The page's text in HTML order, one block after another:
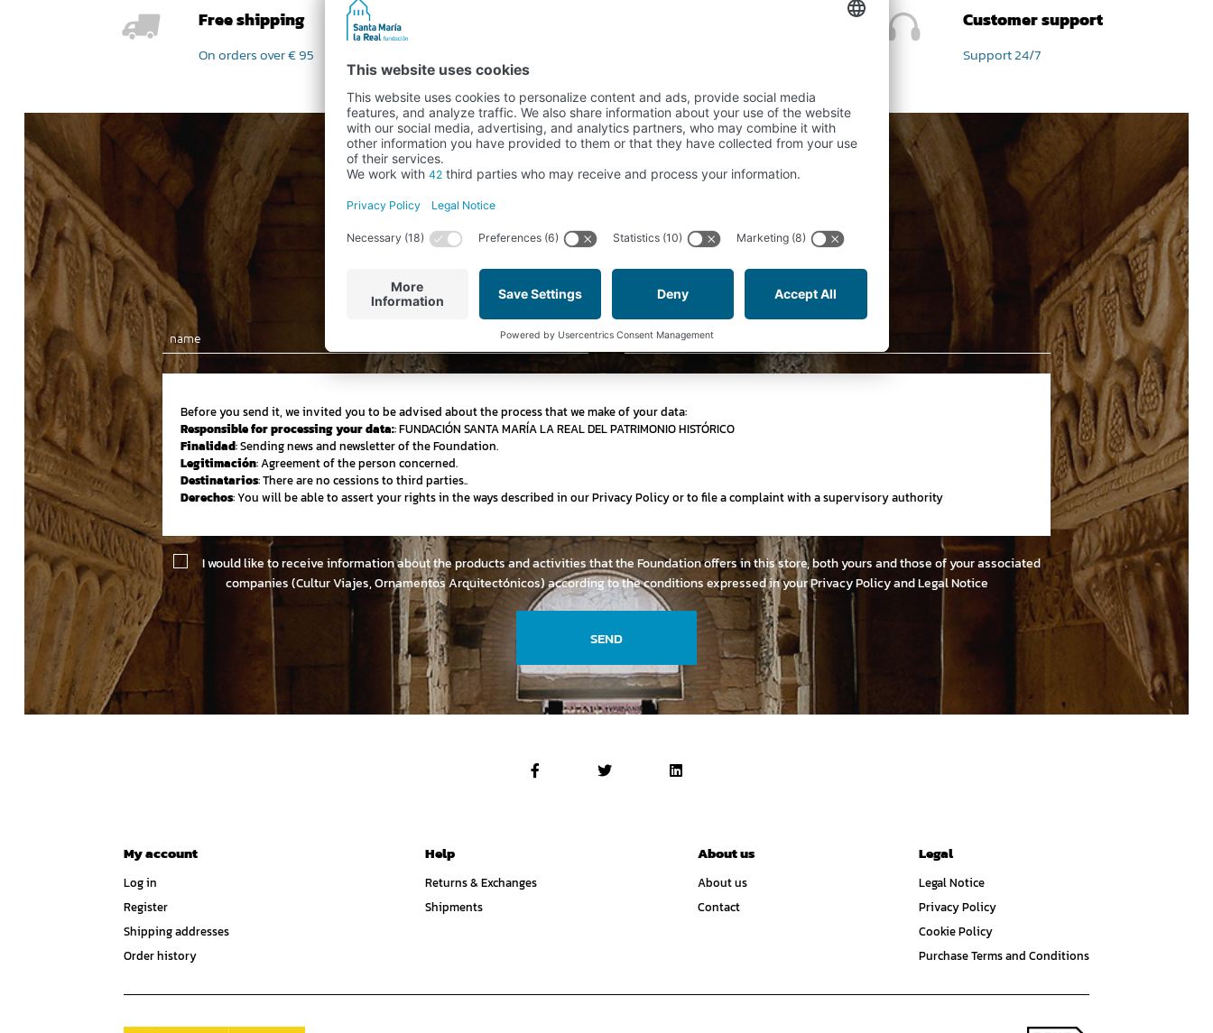
Free shipping
On orders over € 95
Customer support
Support 24/7
special offers and discounts
Email
Before you send it, we invited you to be advised about the process that we make of your data:
Responsible for processing your data:: FUNDACIÓN SANTA MARÍA LA REAL DEL PATRIMONIO HISTÓRICO
Finalidad: Sending news and newsletter of the Foundation.
Legitimación: Agreement of the person concerned.
Destinatarios: There are no cessions to third parties..
Derechos: You will be able to assert your rights in the ways described in our Privacy Policy or to file a complaint with a supervisory authority
I would like to receive information about the products and activities that the Foundation offers in this store, both yours and those of your associated
companies (Cultur Viajes, Ornamentos Arquitectónicos) according to the conditions expressed in yourPrivacy Policy and Legal Notice
SEND
My account
Log in
Register
Shipping addresses
Order history
Help
Returns & Exchanges
Shipments
About us
About us
Contact
Legal
Legal Notice
Privacy Policy
Cookie Policy
Purchase Terms and Conditions